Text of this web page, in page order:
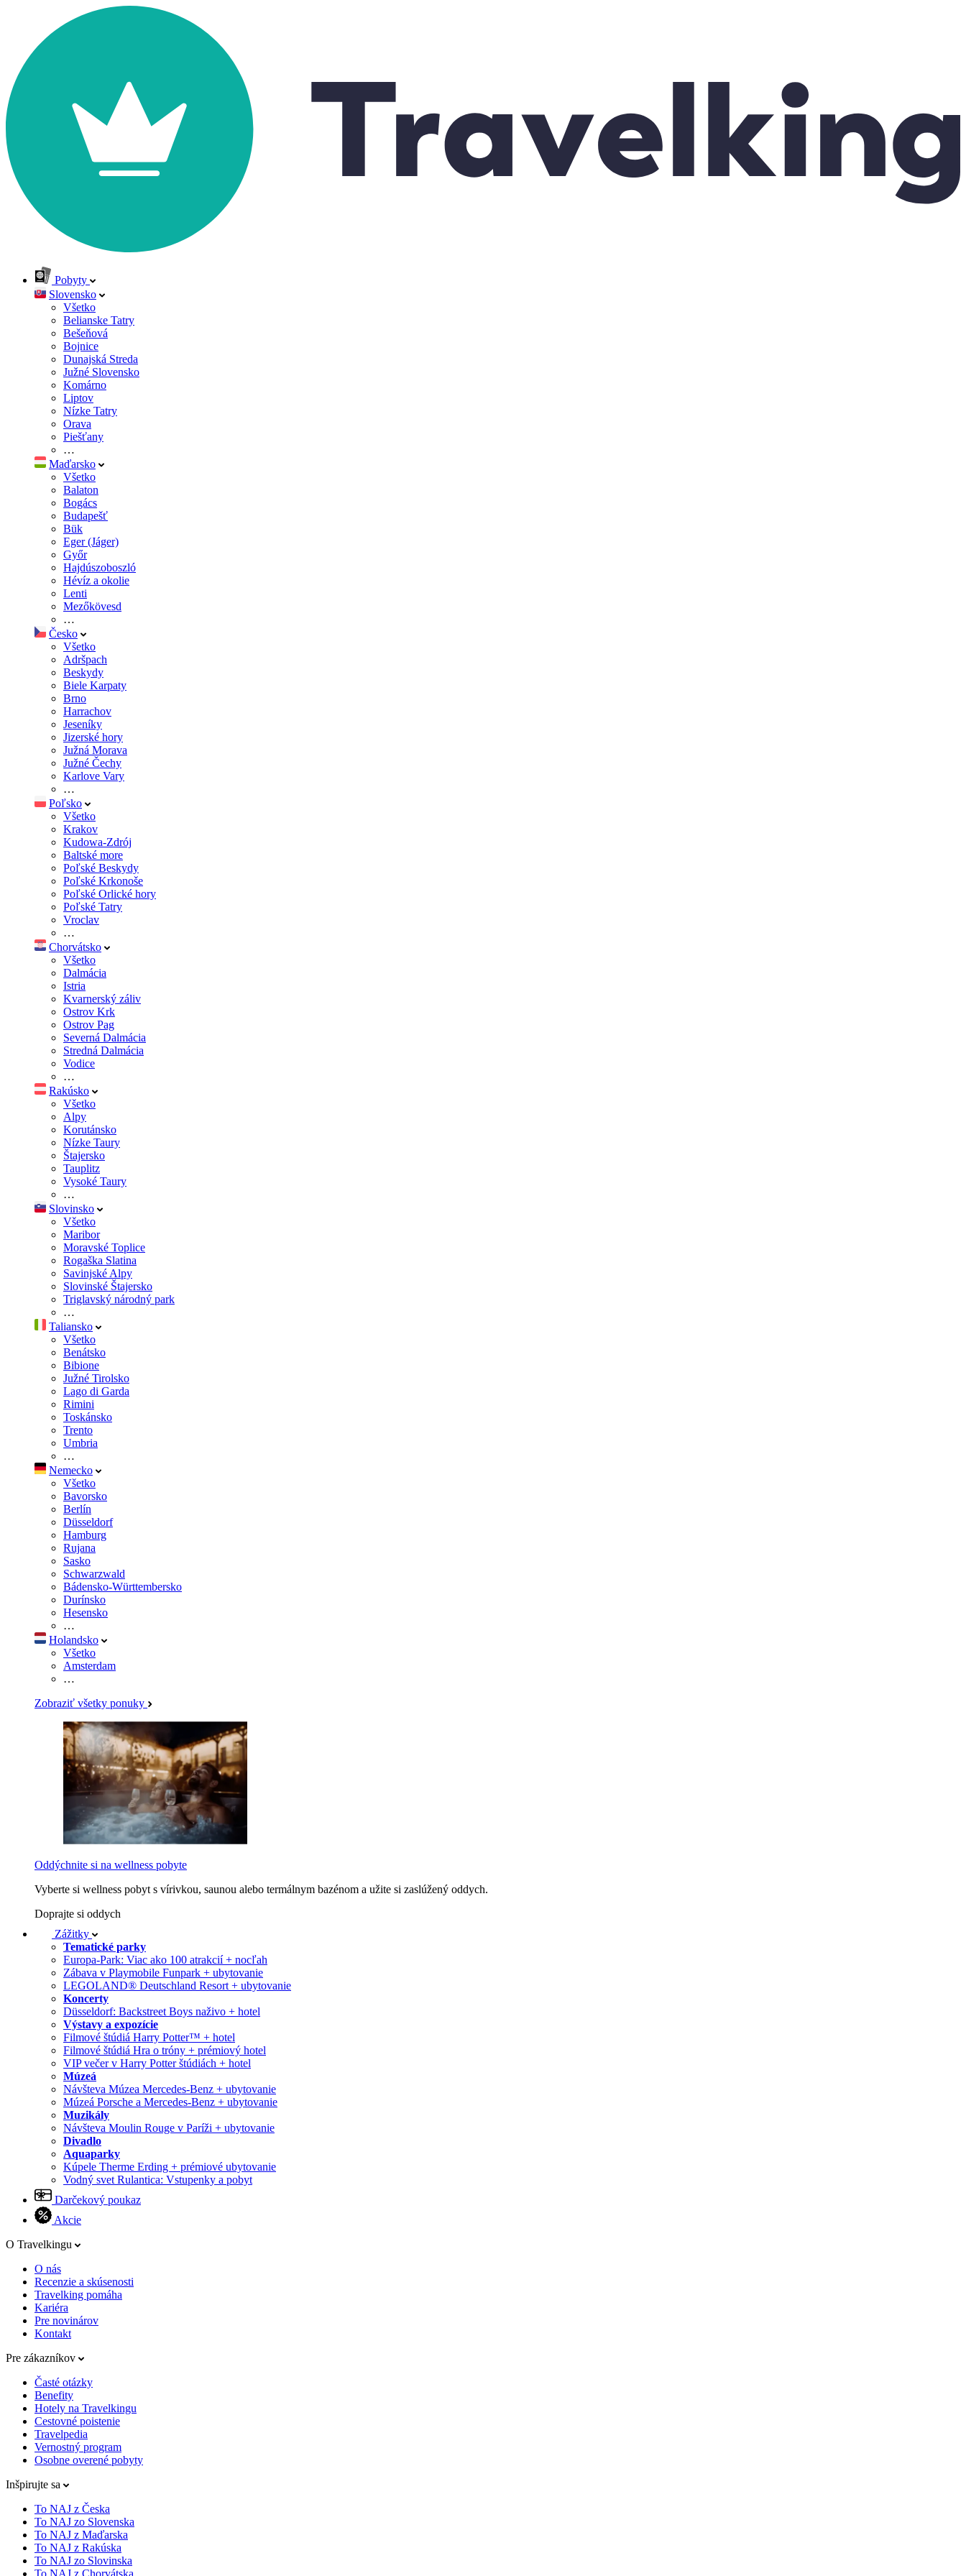
Pobyty
Slovensko
Všetko
Belianske Tatry
Bešeňová
Bojnice
Dunajská Streda
Južné Slovensko
Komárno
Liptov
Nízke Tatry
Orava
Piešťany
…
Maďarsko
Všetko
Balaton
Bogács
Budapešť
Bük
Eger (Jáger)
Győr
Hajdúszoboszló
Hévíz a okolie
Lenti
Mezőkövesd
…
Česko
Všetko
Adršpach
Beskydy
Biele Karpaty
Brno
Harrachov
Jeseníky
Jizerské hory
Južná Morava
Južné Čechy
Karlove Vary
…
Poľsko
Všetko
Krakov
Kudowa-Zdrój
Baltské more
Poľské Beskydy
Poľské Krkonoše
Poľské Orlické hory
Poľské Tatry
Vroclav
…
Chorvátsko
Všetko
Dalmácia
Istria
Kvarnerský záliv
Ostrov Krk
Ostrov Pag
Severná Dalmácia
Stredná Dalmácia
Vodice
…
Rakúsko
Všetko
Alpy
Korutánsko
Nízke Taury
Štajersko
Tauplitz
Vysoké Taury
…
Slovinsko
Všetko
Maribor
Moravské Toplice
Rogaška Slatina
Savinjské Alpy
Slovinské Štajersko
Triglavský národný park
…
Taliansko
Všetko
Benátsko
Bibione
Južné Tirolsko
Lago di Garda
Rimini
Toskánsko
Trento
Umbria
…
Nemecko
Všetko
Bavorsko
Berlín
Düsseldorf
Hamburg
Rujana
Sasko
Schwarzwald
Bádensko-Württembersko
Durínsko
Hesensko
…
Holandsko
Všetko
Amsterdam
…
Zobraziť všetky ponuky
Oddýchnite si na wellness pobyte
Vyberte si wellness pobyt s vírivkou, saunou alebo termálnym bazénom a užite si zaslúžený oddych.
Doprajte si oddych
Zážitky
Tematické parky
Europa-Park: Viac ako 100 atrakcií + nocľah
Zábava v Playmobile Funpark + ubytovanie
LEGOLAND® Deutschland Resort + ubytovanie
Koncerty
Düsseldorf: Backstreet Boys naživo + hotel
Výstavy a expozície
Filmové štúdiá Harry Potter™ + hotel
Filmové štúdiá Hra o tróny + prémiový hotel
VIP večer v Harry Potter štúdiách + hotel
Múzeá
Návšteva Múzea Mercedes-Benz + ubytovanie
Múzeá Porsche a Mercedes-Benz + ubytovanie
Muzikály
Návšteva Moulin Rouge v Paríži + ubytovanie
Divadlo
Aquaparky
Kúpele Therme Erding + prémiové ubytovanie
Vodný svet Rulantica: Vstupenky a pobyt
Darčekový poukaz
Akcie
O Travelkingu
O nás
Recenzie a skúsenosti
Travelking pomáha
Kariéra
Pre novinárov
Kontakt
Pre zákazníkov
Časté otázky
Benefity
Hotely na Travelkingu
Cestovné poistenie
Travelpedia
Vernostný program
Osobne overené pobyty
Inšpirujte sa
To NAJ z Česka
To NAJ zo Slovenska
To NAJ z Maďarska
To NAJ z Rakúska
To NAJ zo Slovinska
To NAJ z Chorvátska